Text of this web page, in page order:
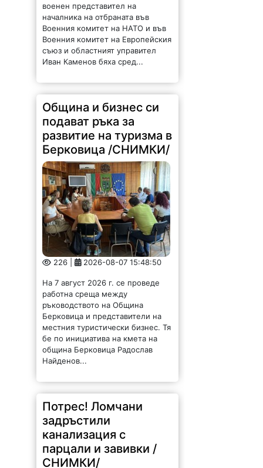
военен представител на
началника на отбраната във
Военния комитет на НАТО и във
Военния комитет на Европейския
съюз и областният управител
Иван Каменов бяха сред...
Община и бизнес си
подават ръка за
развитие на туризма в
Берковица /СНИМКИ/
226 | 2026-08-07 15:48:50
На 7 август 2026 г. се проведе
работна среща между
ръководството на Община
Берковица и представители на
местния туристически бизнес. Тя
бе по инициатива на кмета на
община Берковица Радослав
Найденов...
Потрес! Ломчани
задръстили
канализация с
парцали и завивки /
СНИМКИ/